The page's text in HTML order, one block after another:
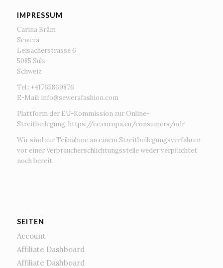
IMPRESSUM
Carina Bräm
Sewera
Leisacherstrasse 6
5085 Sulz
Schweiz
Tel.: +41765869876
E-Mail: info@sewerafashion.com
Plattform der EU-Kommission zur Online-
Streitbeilegung: https://ec.europa.eu/consumers/odr
Wir sind zur Teilnahme an einem Streitbeilegungsverfahren
vor einer Verbraucherschlichtungsstelle weder verpflichtet
noch bereit.
SEITEN
Account
Affiliate Dashboard
Affiliate Dashboard